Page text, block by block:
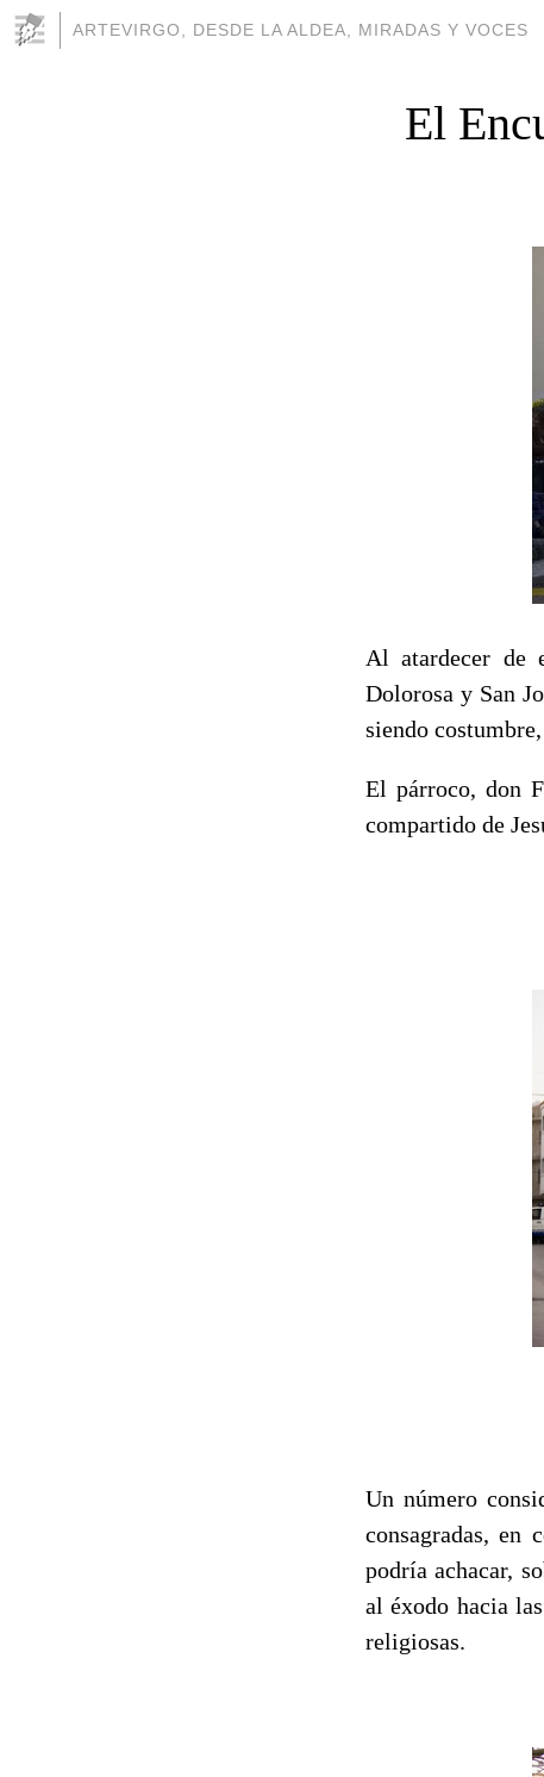
ARTEVIRGO, DESDE LA ALDEA, MIRADAS Y VOCES
El
Al atardecer de
Dolorosa y San
siendo
El párroco, don
compartido de
Un número
consagradas, en
podría achacar,
al éxodo hacia
religiosas.